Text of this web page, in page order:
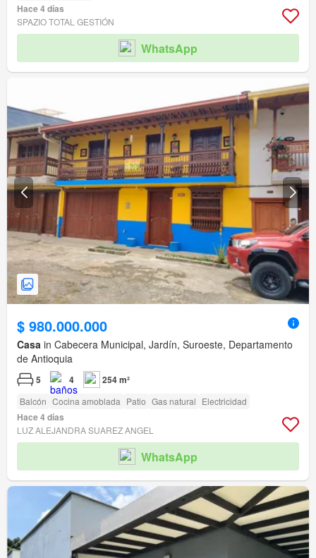
Hace 4 días
SPAZIO TOTAL GESTIÓN
WhatsApp
$ 980.000.000
Casa in Cabecera Municipal, Jardín, Suroeste, Departamento
de Antioquia
5 4 254 m²
Balcón Cocina amoblada Patio Gas natural Electricidad
Hace 4 días
LUZ ALEJANDRA SUAREZ ANGEL
WhatsApp